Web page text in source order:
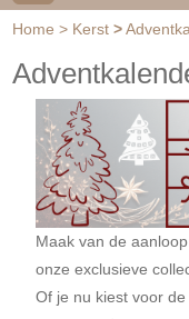
Home > Kerst >
Maak van de
onze exclusieve
Of je nu kiest voor